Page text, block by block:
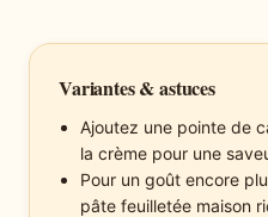
Variantes & astuces
Ajoutez une pointe de
la crème pour une
Pour un goût encore
pâte feuilletée maison